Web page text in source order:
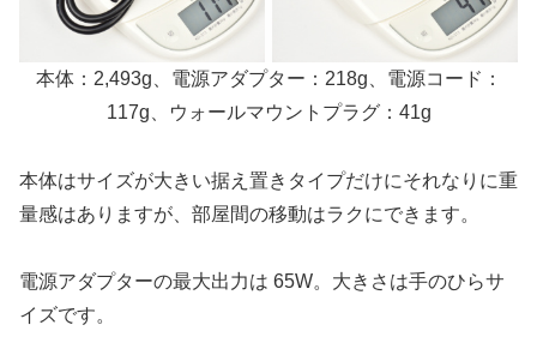
本体：2,493g、電源アダプター：218g、電源コード：
117g、ウォールマウントプラグ：41g
本体はサイズが大きい据え置きタイプだけにそれなりに重
量感はありますが、部屋間の移動はラクにできます。
電源アダプターの最大出力は 65W。大きさは手のひらサ
イズです。